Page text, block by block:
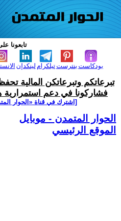
تابعونا
لينكدإن تيلكرامبنترست بودكاست
تبرعاتكم وتبرعاتكن المالية
فشاركونا في دعم استمرارية
[اشترك في قناة ‫«الحوار
الحوار المتمدن - موبايل
الموقع الرئيسي